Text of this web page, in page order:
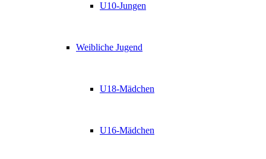
U10-Jungen
Weibliche Jugend
U18-Mädchen
U16-Mädchen